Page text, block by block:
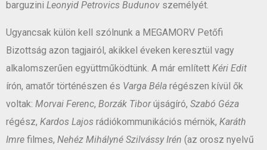
barguzini Leonyid Petrovics Budunov személyét.
Ugyancsak külön kell szólnunk a MEGAMORV Petőfi
Bizottság azon tagjairól, akikkel éveken keresztül vagy
alkalomszerűen együttműködtünk. A már említett Kéri Edit
írón, amatőr történészen és Varga Béla régészen kívül ők
voltak: Morvai Ferenc, Borzák Tiborújságíró, Szabó Géza
régész, Kardos Lajos rádiókommunikációs mérnök, Karáth
Imre filmes, Nehéz Mihályné Szilvássy Irén (az orosz nyelvű